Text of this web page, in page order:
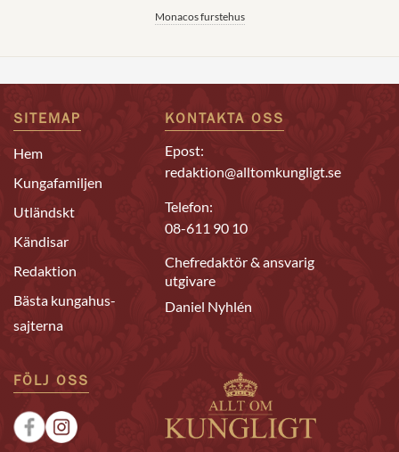
Monacos furstehus
SITEMAP
Hem
Kungafamiljen
Utländskt
Kändisar
Redaktion
Bästa kungahus-
sajterna
KONTAKTA OSS
Epost:
redaktion@alltomkungligt.se
Telefon:
08-611 90 10
Chefredaktör & ansvarig
utgivare
Daniel Nyhlén
FÖLJ OSS